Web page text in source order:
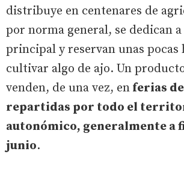
distribuye en centenares de
por norma general, se dedican
principal y reservan unas pocas
cultivar algo de ajo. Un
venden, de una vez, en ferias
repartidas por todo el
autonómico, generalmente a
junio.